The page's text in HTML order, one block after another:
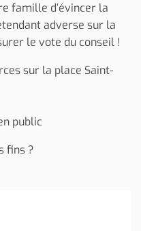
famille d’évincer la
adverse sur la
le vote du conseil !
sur la place Saint-
public
fins ?